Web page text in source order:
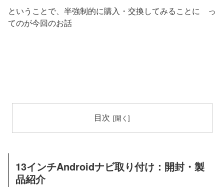
ということで、半強制的に購入・交換してみることに っ
てのが今回のお話
目次
13インチAndroidナビ取り付け：開封・製
品紹介